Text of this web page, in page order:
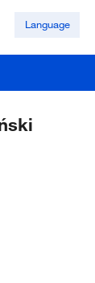
Language